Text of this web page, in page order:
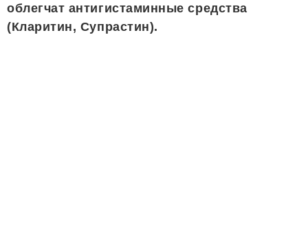
облегчат антигистаминные средства
(Кларитин, Супрастин).